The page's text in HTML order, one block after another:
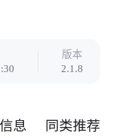
版本
2.1.8
息 同类推荐